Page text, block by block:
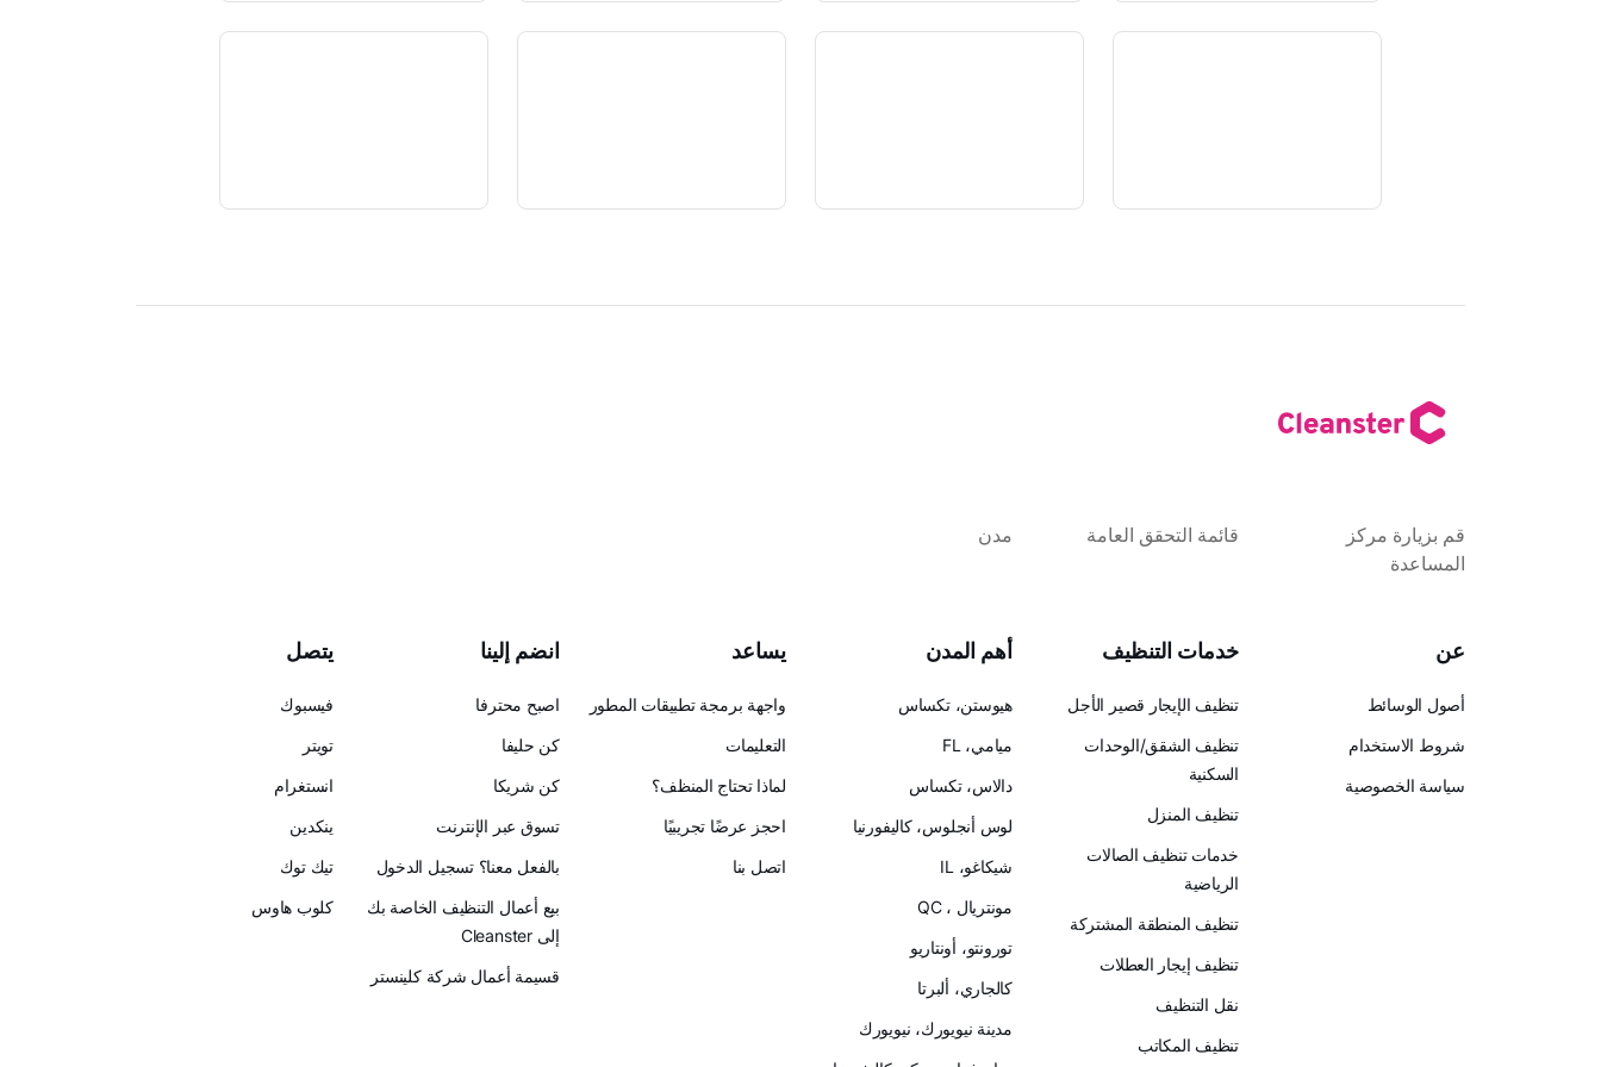
قم بزيارة مركز
المساعدة
قائمة التحقق العامة مدن
عن
أصول الوسائط
شروط الاستخدام
سياسة الخصوصية
خدمات التنظيف
تنظيف الإيجار قصير الأجل
تنظيف الشقق/الوحدات
السكنية
تنظيف المنزل
خدمات تنظيف الصالات
الرياضية
تنظيف المنطقة المشتركة
تنظيف إيجار العطلات
نقل التنظيف
تنظيف المكاتب
أهم المدن
هيوستن، تكساس
ميامي، FL
دالاس، تكساس
لوس أنجلوس، كاليفورنيا
شيكاغو، IL
مونتريال ، QC
تورونتو، أونتاريو
كالجاري، ألبرتا
مدينة نيويورك، نيويورك
يساعد
واجهة برمجة تطبيقات المطور
التعليمات
لماذا تحتاج المنظف؟
احجز عرضًا تجريبيًا
اتصل بنا
انضم إلينا
اصبح محترفا
كن حليفا
كن شريكا
تسوق عبر الإنترنت
بالفعل معنا؟ تسجيل الدخول
بيع أعمال التنظيف الخاصة بك
إلى Cleanster
قسيمة أعمال شركة كلينستر
يتصل
فيسبوك
تويتر
انستغرام
ينكدين
تيك توك
كلوب هاوس